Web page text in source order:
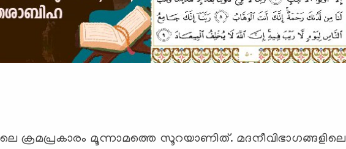
ക്രമപ്രകാരം മൂന്നാമത്തെ സൂറയാണിത്. മദനീവിഭാഗങ്ങളിലെ